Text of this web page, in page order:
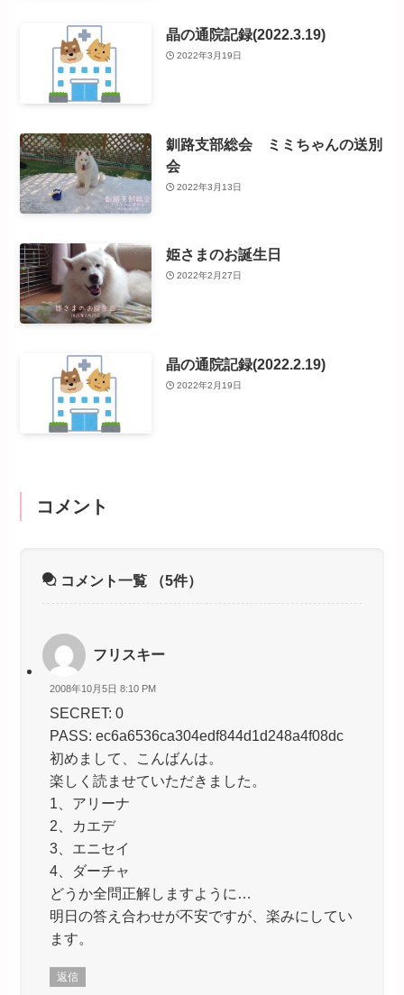
晶の通院記録(2022.3.19)
2022年3月19日
釧路支部総会 ミミちゃんの送別
会
2022年3月13日
姫さまのお誕生日
2022年2月27日
晶の通院記録(2022.2.19)
2022年2月19日
コメント
コメント一覧 （5件）
フリスキー
2008年10月5日 8:10 PM
SECRET: 0
PASS: ec6a6536ca304edf844d1d248a4f08dc
初めまして、こんばんは。
楽しく読ませていただきました。
1、アリーナ
2、カエデ
3、エニセイ
4、ダーチャ
どうか全問正解しますように…
明日の答え合わせが不安ですが、楽みにしてい
ます。
返信